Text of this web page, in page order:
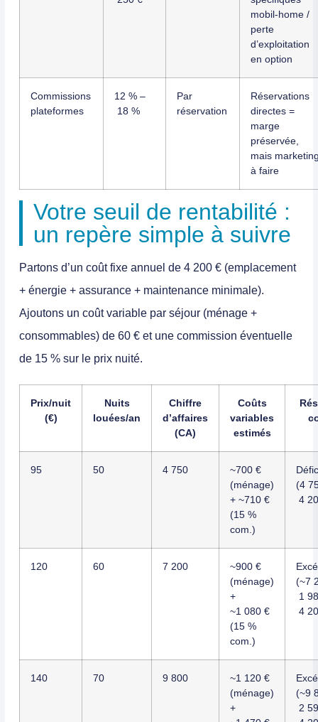
mobil-home /
perte
d’exploitation
en option
Commissions
plateformes
12 % –
18 %
Par
réservation
Réservations
directes =
marge
préservée,
mais
à faire
Votre seuil de rentabilité :
un repère simple à suivre
Partons d’un coût fixe annuel de 4 200 € (emplacement
+ énergie + assurance + maintenance minimale).
Ajoutons un coût variable par séjour (ménage +
consommables) de 60 € et une commission éventuelle
de 15 % sur le prix nuité.
Prix/nuit
(€)
Nuits
louées/an
Chiffre
d’affaires
(CA)
Coûts
variables
estimés
95 50 4 750
~700 €
(ménage)
+ ~710 €
(15 %
com.)
(4
4
120 60 7 200
~900 €
(ménage)
+
~1 080 €
(15 %
com.)
(~7
1
4
140 70 9 800
~1 120 €
(ménage)
+
(~9
2